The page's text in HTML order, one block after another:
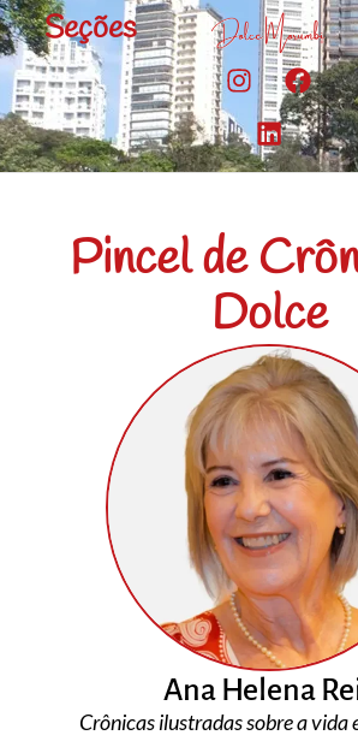
Seções
Pincel de
Dolce
Ana Helena
Crônicas ilustradas sobre a vida